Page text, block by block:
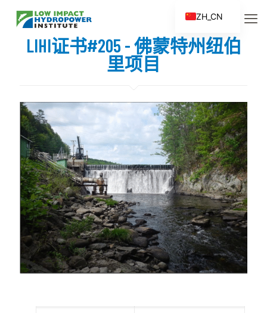
LIHI证书#205 - 佛蒙特州纽伯
里项目
ZH_CN
EN
ES